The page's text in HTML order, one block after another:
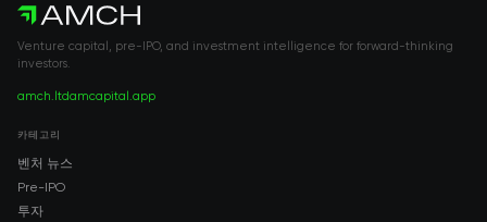
Venture capital, pre-IPO, and investment intelligence for forward-thinking
investors.
amch.ltdamcapital.app
카테고리
벤처 뉴스
Pre-IPO
투자